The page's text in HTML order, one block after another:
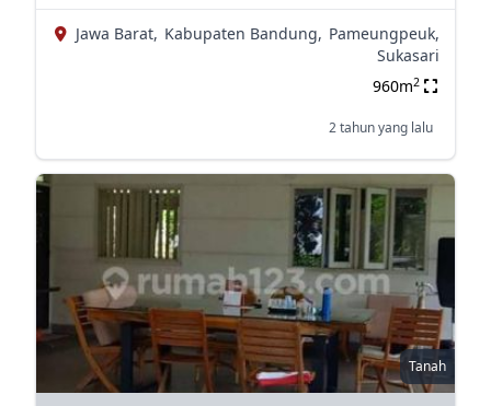
Jawa Barat, Kabupaten Bandung, Pameungpeuk,
Sukasari
960m2
2 tahun yang lalu
Tanah